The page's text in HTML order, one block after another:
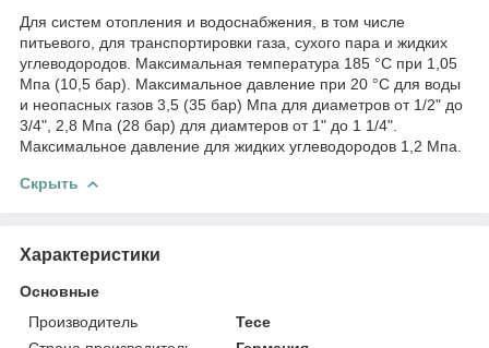
Для систем отопления и водоснабжения, в том числе
питьевого, для транспортировки газа, сухого пара и жидких
углеводородов. Максимальная температура 185 °С при 1,05
Мпа (10,5 бар). Максимальное давление при 20 °C для воды
и неопасных газов 3,5 (35 бар) Мпа для диаметров от 1/2" до
3/4", 2,8 Мпа (28 бар) для диамтеров от 1" до 1 1/4".
Максимальное давление для жидких углеводородов 1,2 Мпа.
Скрыть
Характеристики
Основные
Производитель
Tece